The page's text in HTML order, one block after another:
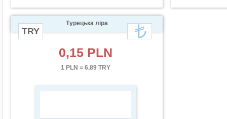
Турецька ліра
TRY
0,15 PLN
1 PLN = 6,89 TRY